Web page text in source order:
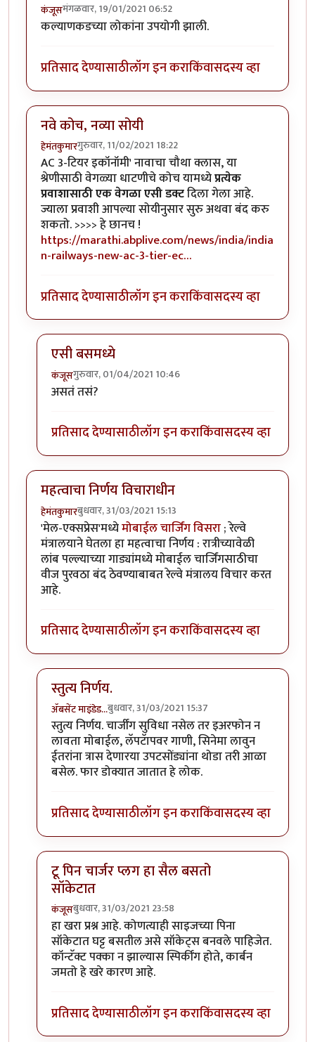
कंजूसमंगळवार, 19/01/2021 06:52
कल्याणकडच्या लोकांना उपयोगी झाली.
प्रतिसाद देण्यासाठीलॉग इन कराकिंवासदस्य व्हा
नवे कोच, नव्या सोयी
हेमंतकुमारगुरुवार, 11/02/2021 18:22
AC 3-टियर इकॉनॉमी' नावाचा चौथा क्लास, या
श्रेणीसाठी वेगळ्या धाटणीचे कोच यामध्येप्रत्येक
प्रवाशासाठी एक वेगळा एसी डक्टदिला गेला आहे.
ज्याला प्रवाशी आपल्या सोयीनुसार सुरु अथवा बंद करु
शकतो. >>>> हे छानच !
https://marathi.abplive.com/news/india/india
n-railways-new-ac-3-tier-ec…
प्रतिसाद देण्यासाठीलॉग इन कराकिंवासदस्य व्हा
एसी बसमध्ये
कंजूसगुरुवार, 01/04/2021 10:46
In reply to
असतं तसं?
प्रतिसाद देण्यासाठीलॉग इन कराकिंवासदस्य व्हा
महत्वाचा निर्णय विचाराधीन
हेमंतकुमारबुधवार, 31/03/2021 15:13
'मेल-एक्सप्रेस'मध्येमोबाईल चार्जिंग विसरा; रेल्वे
मंत्रालयाने घेतला हा महत्वाचा निर्णय : रात्रीच्यावेळी
लांब पल्ल्याच्या गाड्यांमध्ये मोबाईल चार्जिंगसाठीचा
वीज पुरवठा बंद ठेवण्याबाबत रेल्वे मंत्रालय विचार करत
आहे.
प्रतिसाद देण्यासाठीलॉग इन कराकिंवासदस्य व्हा
स्तुत्य निर्णय.
ॲबसेंट माइंडेड…बुधवार, 31/03/2021 15:37
In reply toमहत्वाचा निर्णय विचाराधीनbyहेमंतकुमार
स्तुत्य निर्णय. चार्जींग सुविधा नसेल तर इअरफोन न
लावता मोबाईल, लॅपटॅापवर गाणी, सिनेमा लावुन
ईतरांना त्रास देणारया उपटसोंड्यांना थोडा तरी आळा
बसेल. फार डोक्यात जातात हे लोक.
प्रतिसाद देण्यासाठीलॉग इन कराकिंवासदस्य व्हा
टू पिन चार्जर प्लग हा सैल बसतो
सॉकेटात
कंजूसबुधवार, 31/03/2021 23:58
In reply toमहत्वाचा निर्णय विचाराधीनby
हा खरा प्रश्न आहे. कोणत्याही साइजच्या पिना
सॉकेटात घट्ट बसतील असे सॉकेट्स बनवले पाहिजेत.
कॉन्टॅक्ट पक्का न झाल्यास स्पिर्कींग होते, कार्बन
जमतो हे खरे कारण आहे.
प्रतिसाद देण्यासाठीलॉग इन कराकिंवासदस्य व्हा